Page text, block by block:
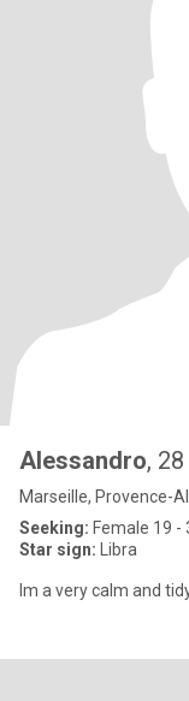
Alessandro, 28
Marseille, Provence-
Seeking: Female 19 -
Star sign: Libra
Im a very calm and